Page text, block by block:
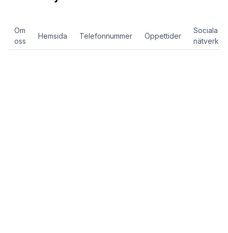
Om
oss
Hemsida Telefonnummer Öppettider
Sociala
nätverk